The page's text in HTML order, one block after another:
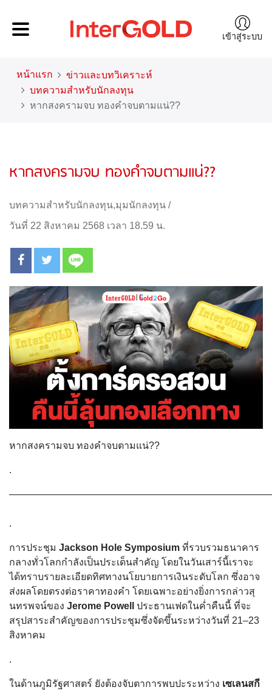
เข้าสู่ระบบ
หน้าแรก
ข่าวและบทวิเคราะห์
บทความสำหรับนักลงทุน
หากสงครามจบ ทองคำจบตามแน่??
หากสงครามจบ ทองคำจบตามแน่??
บทความสำหรับนักลงทุน,มุมนักลงทุน /
วันที่ 22 สิงหาคม 2568 เวลา 18.59 น.
หากสงครามจบ ทองคำจบตามแน่??
.
.
การประชุม Jackson Hole Symposium ที่รวบรวมธนาคาร
กลางทั่วโลกกำลังเป็นประเด็นสำคัญ โดยในวันเสาร์นี้เราจะ
ได้ทราบรายละเอียดทิศทางนโยบายการเงินระดับโลก ซึ่งอาจ
ส่งผลโดยตรงต่อราคาทองคำ โดยเฉพาะอย่างยิ่งการกล่าวสุ
นทรพจน์ของ Jerome Powell
ประธานเฟดในค่ำคืนนี้ ที่จะ
สรุปสาระสำคัญของการประชุมซึ่งจัดขึ้นระหว่างวันที่ 21–23
สิงหาคม
.
ในด้านภูมิรัฐศาสตร์ ยังต้องจับตาการพบปะระหว่าง เซเลนสกี